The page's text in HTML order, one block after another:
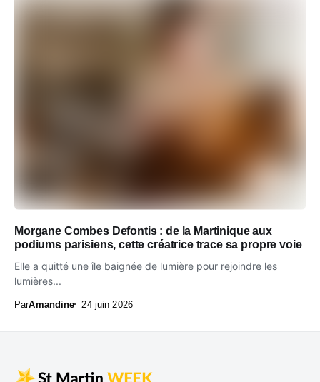
Morgane Combes Defontis : de la Martinique aux
podiums parisiens, cette créatrice trace sa propre voie
Elle a quitté une île baignée de lumière pour rejoindre les
lumières...
ParAmandine 24 juin 2026